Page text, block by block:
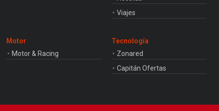
Viajes
Motor
Motor & Racing
Tecnología
Zonared
Capitán Ofertas